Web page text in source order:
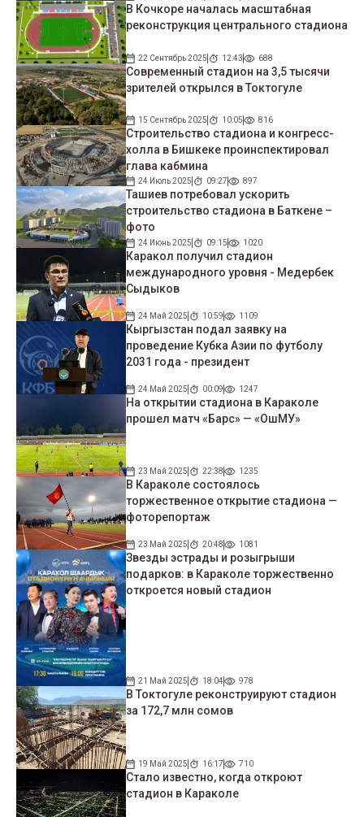
В Кочкоре началась масштабная
реконструкция центрального стадиона
22 Сентябрь 2025 12:43 688
Современный стадион на 3,5 тысячи
зрителей открылся в Токтогуле
15 Сентябрь 2025 10:05 816
Строительство стадиона и конгресс-
холла в Бишкеке проинспектировал
глава кабмина
24 Июль 2025 09:27 897
Ташиев потребовал ускорить
строительство стадиона в Баткене –
фото
24 Июнь 2025 09:15 1020
Каракол получил стадион
международного уровня - Медербек
Сыдыков
24 Май 2025 10:59 1109
Кыргызстан подал заявку на
проведение Кубка Азии по футболу
2031 года - президент
24 Май 2025 00:09 1247
На открытии стадиона в Караколе
прошел матч «Барс» — «ОшМУ»
23 Май 2025 22:38 1235
В Караколе состоялось
торжественное открытие стадиона —
фоторепортаж
23 Май 2025 20:48 1081
Звезды эстрады и розыгрыши
подарков: в Караколе торжественно
откроется новый стадион
21 Май 2025 18:04 978
В Токтогуле реконструируют стадион
за 172,7 млн сомов
19 Май 2025 16:17 710
Стало известно, когда откроют
стадион в Караколе